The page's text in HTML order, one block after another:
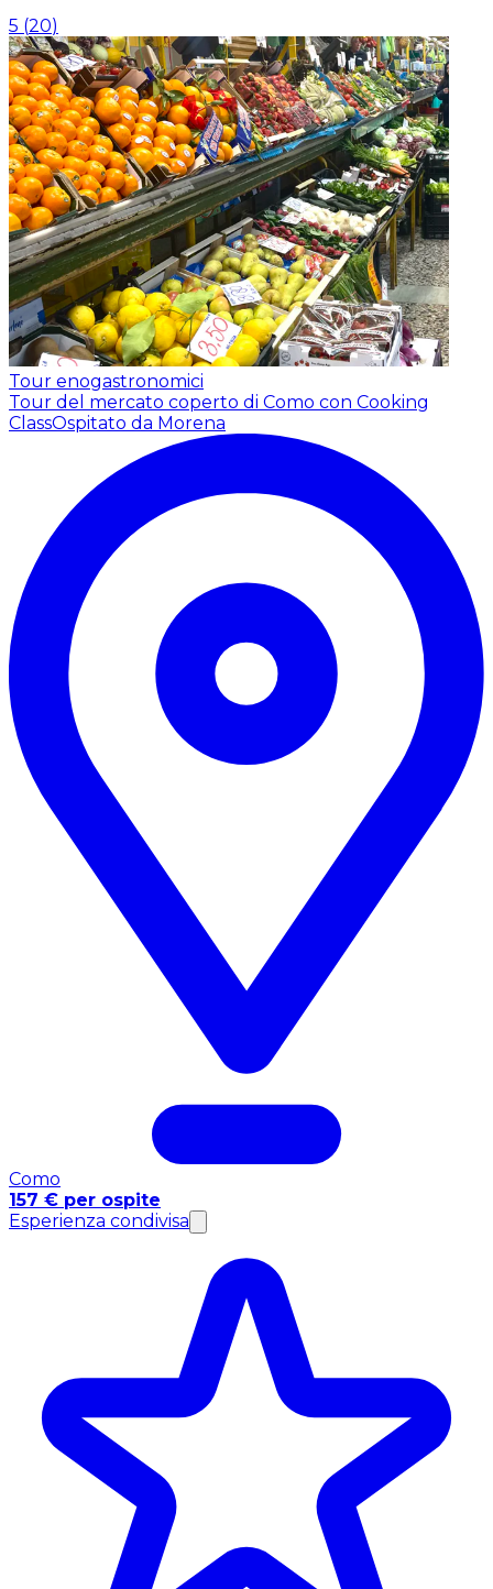
5 (20)
Tour enogastronomici
Tour del mercato coperto di Como con Cooking
ClassOspitato da Morena
Como
157 € per ospite
Esperienza condivisa